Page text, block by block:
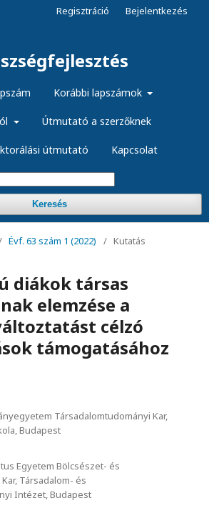
Korábbi lapszámok
Útmutató a szerzőknek
útmutató Kapcsolat
Keresés
Regisztráció Bejelentkezés
Évf. 63 szám 1 (2022) / Kutatás
diákok társas
elemzése a
célzó
támogatásához
Társadalomtudományi Kar,
Budapest
Egyetem Bölcsészet- és
Társadalom- és
Intézet, Budapest